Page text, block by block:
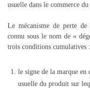
usuelle dans le commerce
Le mécanisme de perte
connu sous le nom de «
trois conditions cumulatives :
le signe de la marque en
usuelle du produit sur